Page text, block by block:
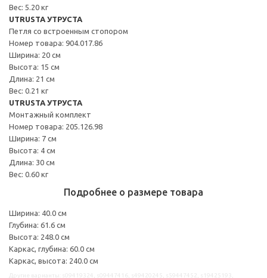
Вес: 5.20 кг
UTRUSTA УТРУСТА
Петля со встроенным стопором
Номер товара: 904.017.86
Ширина: 20 см
Высота: 15 см
Длина: 21 см
Вес: 0.21 кг
UTRUSTA УТРУСТА
Монтажный комплект
Номер товара: 205.126.98
Ширина: 7 см
Высота: 4 см
Длина: 30 см
Вес: 0.60 кг
Подробнее о размере товара
Ширина: 40.0 см
Глубина: 61.6 см
Высота: 248.0 см
Каркас, глубина: 60.0 см
Каркас, высота: 240.0 см